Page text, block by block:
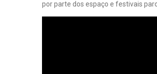
por parte dos espaço e festivais